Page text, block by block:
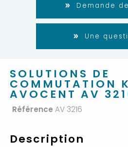
Demande
Une
SOLUTIONS DE
COMMUTATION
AVOCENT AV
Référence AV 3216
Description